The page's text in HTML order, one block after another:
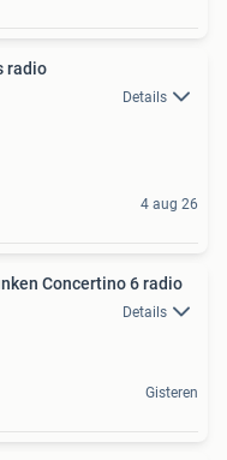
radio
Details
4 aug 26
Concertino 6 radio
Details
Gisteren